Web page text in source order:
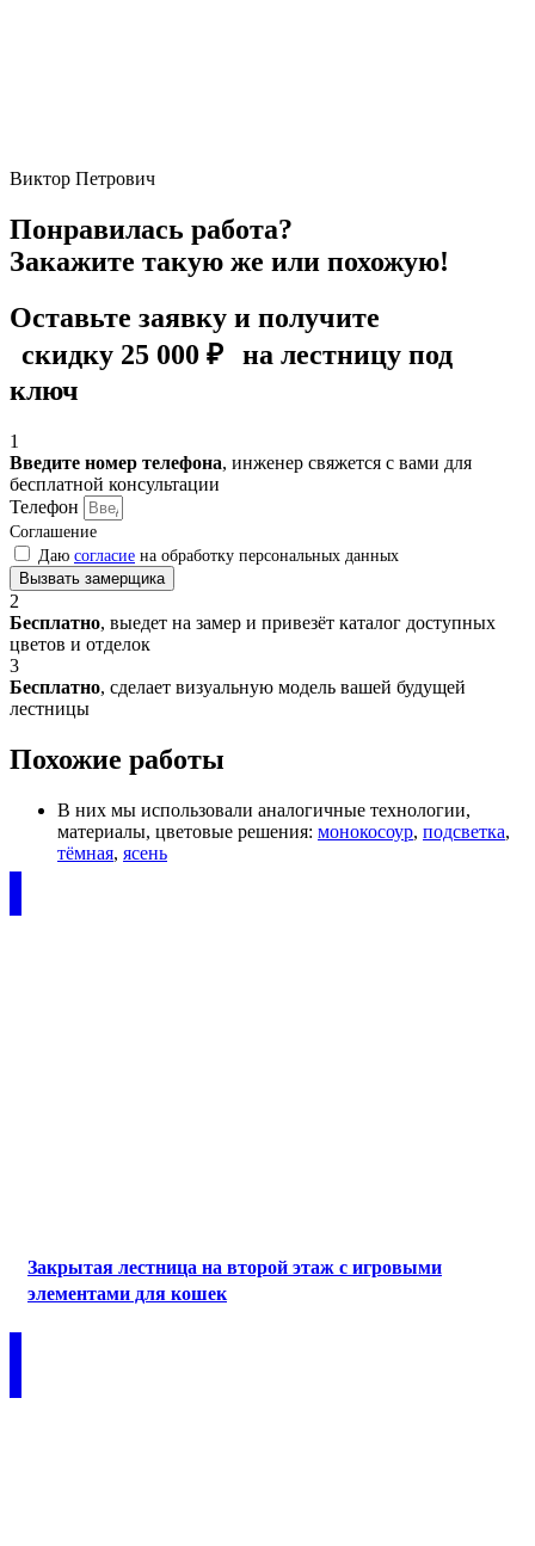
Виктор Петрович
Понравилась работа?
Закажите такую же или похожую!
Оставьте заявку и получите
скидку 25 000 ₽
на лестницу под
ключ
1
Введите номер телефона, инженер свяжется с вами для
бесплатной консультации
Телефон
Соглашение
Даю согласие на обработку персональных данных
Вызвать замерщика
2
Бесплатно, выедет на замер и привезёт каталог доступных
цветов и отделок
3
Бесплатно, сделает визуальную модель вашей будущей
лестницы
Похожие работы
В них мы использовали аналогичные технологии,
материалы, цветовые решения: монокосоур, подсветка,
тёмная, ясень
Закрытая лестница на второй этаж с игровыми
элементами для кошек